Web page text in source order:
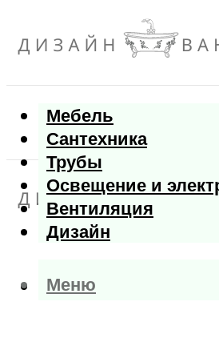
Мебель
Сантехника
Трубы
Освещение и
Вентиляция
Дизайн
Меню
Меню